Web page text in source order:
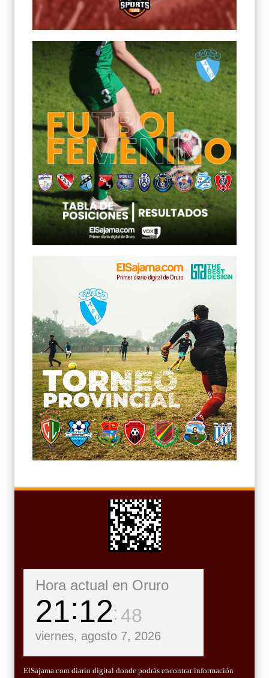
Hora actual en Oruro
21 12 50
viernes, agosto 7, 2026
ElSajama.com diario digital donde podrás encontrar información